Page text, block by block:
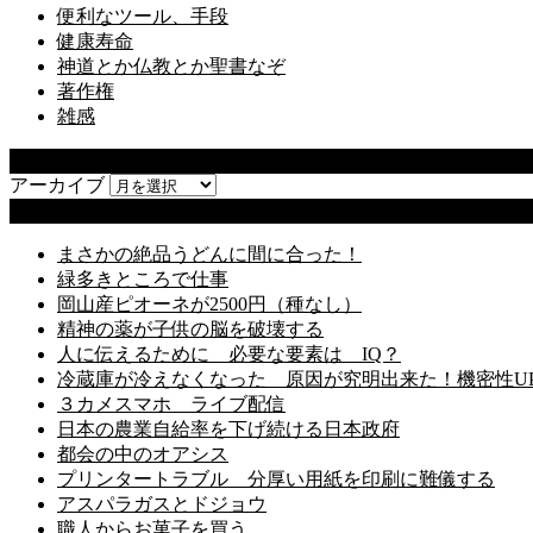
便利なツール、手段
健康寿命
神道とか仏教とか聖書なぞ
著作権
雑感
アーカイブ
まさかの絶品うどんに間に合った！
緑多きところで仕事
岡山産ピオーネが2500円（種なし）
精神の薬が子供の脳を破壊する
人に伝えるために 必要な要素は IQ？
冷蔵庫が冷えなくなった 原因が究明出来た！機密性
３カメスマホ ライブ配信
日本の農業自給率を下げ続ける日本政府
都会の中のオアシス
プリンタートラブル 分厚い用紙を印刷に難儀する
アスパラガスとドジョウ
職人からお菓子を買う